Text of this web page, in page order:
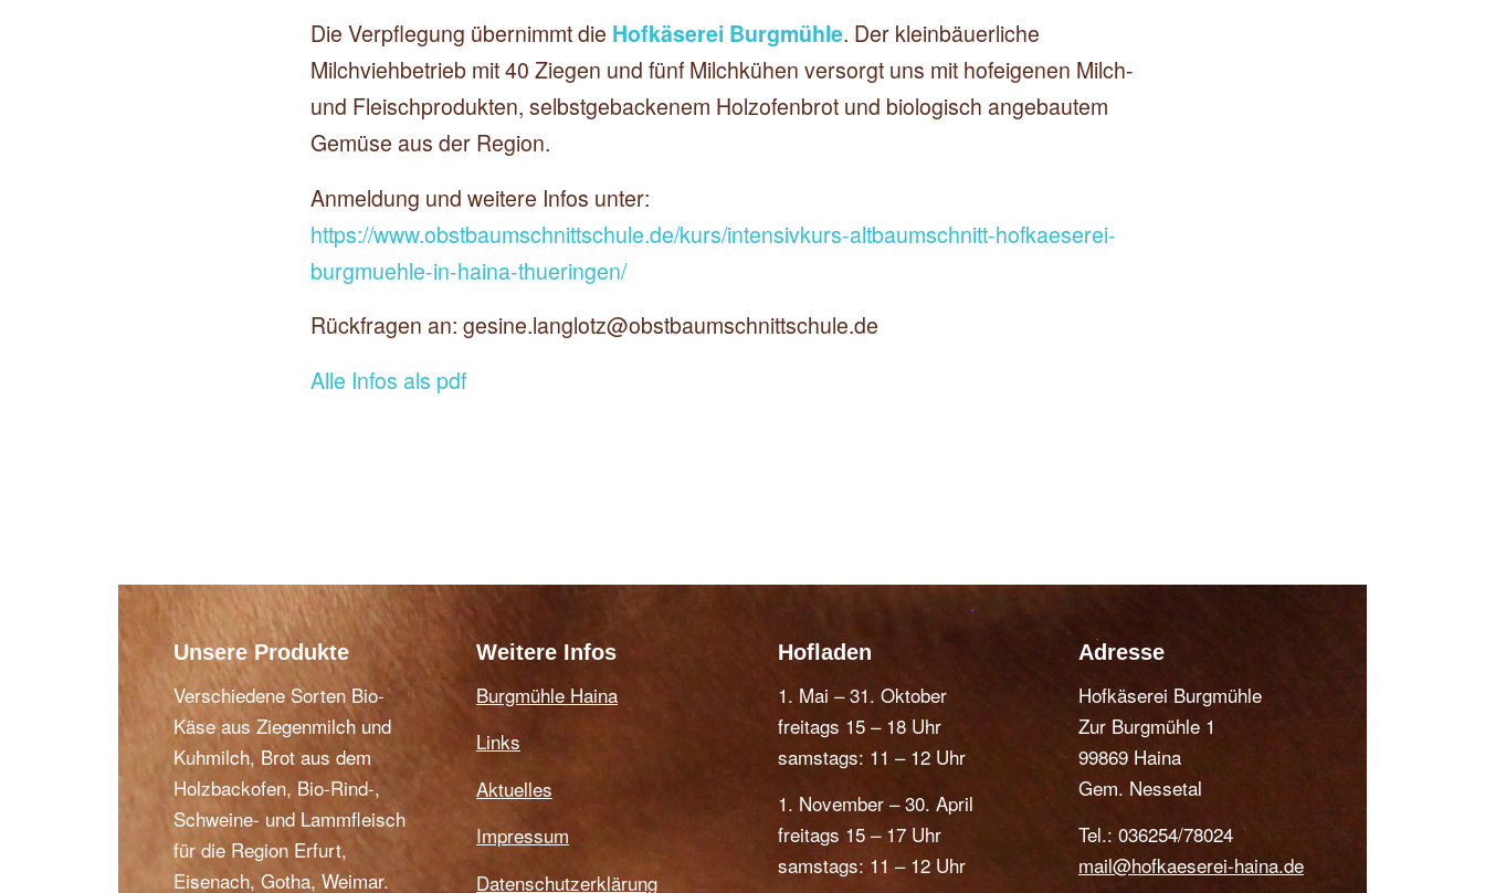
Die Verpflegung übernimmt die Hofkäserei Burgmühle. Der kleinbäuerliche
Milchviehbetrieb mit 40 Ziegen und fünf Milchkühen versorgt uns mit hofeigenen Milch-
und Fleischprodukten, selbstgebackenem Holzofenbrot und biologisch angebautem
Gemüse aus der Region.
Anmeldung und weitere Infos unter:
https://www.obstbaumschnittschule.de/kurs/intensivkurs-altbaumschnitt-hofkaeserei-
burgmuehle-in-haina-thueringen/
Rückfragen an: gesine.langlotz@obstbaumschnittschule.de
Alle Infos als pdf
Unsere Produkte
Verschiedene Sorten Bio-
Käse aus Ziegenmilch und
Kuhmilch, Brot aus dem
Holzbackofen, Bio-Rind-,
Schweine- und Lammfleisch
für die Region Erfurt,
Eisenach, Gotha, Weimar.
Weitere Infos
Burgmühle Haina
Links
Aktuelles
Impressum
Datenschutzerklärung
Hofladen
1. Mai – 31. Oktober
freitags 15 – 18 Uhr
samstags: 11 – 12 Uhr
1. November – 30. April
freitags 15 – 17 Uhr
samstags: 11 – 12 Uhr
Adresse
Hofkäserei Burgmühle
Zur Burgmühle 1
99869 Haina
Gem. Nessetal
Tel.: 036254/78024
mail@hofkaeserei-haina.de